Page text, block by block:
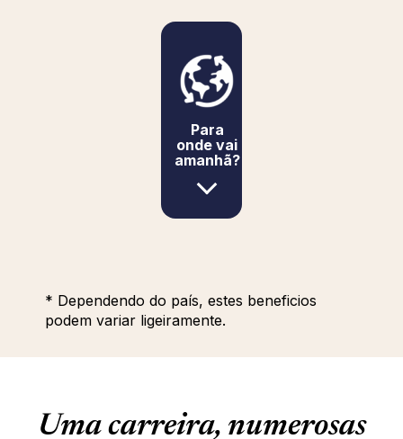
Para
onde vai
amanhã?
* Dependendo do país, estes beneficios
podem variar ligeiramente.
Uma carreira, numerosas